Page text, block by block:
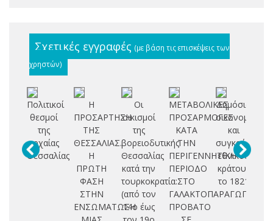
Σχετικές εγγραφές (με βάση τις επισκέψεις των
χρηστών)
Πολιτικοί
θεσμοί
της
αρχαίας
Θεσσαλίας
Η
ΠΡΟΣΑΡΤΗΣΗ
ΤΗΣ
ΘΕΣΣΑΛΙΑΣ.
Η
ΠΡΩΤΗ
ΦΑΣΗ
ΣΤΗΝ
ΕΝΣΩΜΑΤΩΣΗ
Οι
οικισμοί
της
βορειοδυτικής
Θεσσαλίας
κατά την
τουρκοκρατία:
(από τον
14ο έως
ΜΕΤΑΒΟΛΙΚΕΣ
ΠΡΟΣΑΡΜΟΓΕΣ
ΚΑΤΑ
ΤΗΝ
ΠΕΡΙΓΕΝΝΗΤΙΚΗ
ΠΕΡΙΟΔΟ
ΣΤΟ
ΓΑΛΑΚΤΟΠΑΡΑΓΩΓΟ
ΠΡΟΒΑΤΟ
Δημόσια
οικονομικά
και
συγκρότηση
εθνικού
κράτους
το 1821